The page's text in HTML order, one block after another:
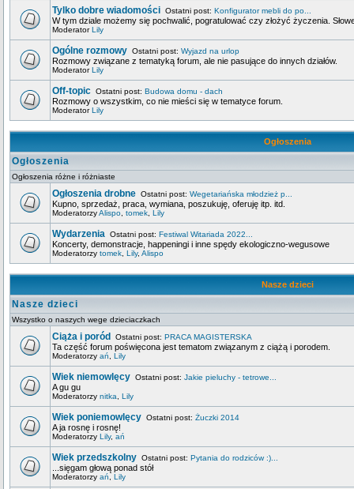
Tylko dobre wiadomości Ostatni post: Konfigurator mebli do po...
W tym dziale możemy się pochwalić, pogratulować czy złożyć życzenia.
ModeratorLily
Ogólne rozmowy Ostatni post: Wyjazd na urlop
Rozmowy związane z tematyką forum, ale nie pasujące do innych działów.
ModeratorLily
Off-topic Ostatni post: Budowa domu - dach
Rozmowy o wszystkim, co nie mieści się w tematyce forum.
ModeratorLily
Ogłoszenia
Ogłoszenia
Ogłoszenia różne i różniaste
Ogłoszenia drobne Ostatni post: Wegetariańska młodzież p...
Kupno, sprzedaż, praca, wymiana, poszukuję, oferuję itp. itd.
ModeratorzyAlispo tomek Lily
Wydarzenia Ostatni post: Festiwal Witariada 2022...
Koncerty, demonstracje, happeningi i inne spędy ekologiczno-wegusowe
Moderatorzy tomek Lily, Alispo
Nasze dzieci
Nasze dzieci
Wszystko o naszych wege dzieciaczkach
Ciąża i poród Ostatni post: PRACA MAGISTERSKA
Ta część forum poświęcona jest tematom związanym z ciążą i porodem.
Moderatorzy ań Lily
Wiek niemowlęcy Ostatni post: Jakie pieluchy - tetrowe...
A gu gu
Moderatorzy nitka Lily
Wiek poniemowlęcy Ostatni post: Żuczki 2014
A ja rosnę i rosnę!
Moderatorzy Lily, ań
Wiek przedszkolny Ostatni post: Pytania do rodziców :)...
...sięgam głową ponad stół
Moderatorzy ań Lily